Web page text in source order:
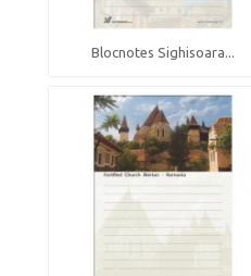
Blocnotes Sighisoara...